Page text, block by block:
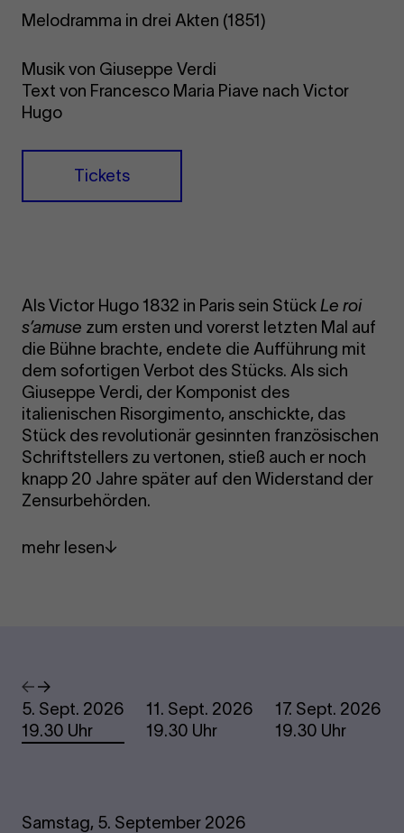
Melodramma in drei Akten (1851)
Musik von Giuseppe Verdi
Text von Francesco Maria Piave nach Victor
Hugo
Tickets
Als Victor Hugo 1832 in Paris sein Stück Le roi
s’amuse zum ersten und vorerst letzten Mal auf
die Bühne brachte, endete die Aufführung mit
dem sofortigen Verbot des Stücks. Als sich
Giuseppe Verdi, der Komponist des
italienischen Risorgimento, anschickte, das
Stück des revolutionär gesinnten französischen
Schriftstellers zu vertonen, stieß auch er noch
knapp 20 Jahre später auf den Widerstand der
Zensurbehörden.
mehr lesen
Termine
Vorheriges
Nächstes
5. Sept. 2026
19.30 Uhr
11. Sept. 2026
19.30 Uhr
17. Sept. 2026
19.30 Uhr
Samstag, 5. September 2026